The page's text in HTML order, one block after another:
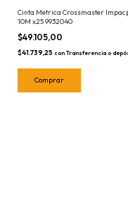
Cinta Metrica Crossmaster
10M x25 9932040
$49.105,00
$41.739,25 con Transferencia o